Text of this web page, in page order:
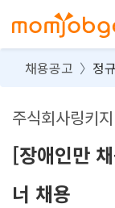
채용공고 정
주식회사링키
[장애인만
너 채용